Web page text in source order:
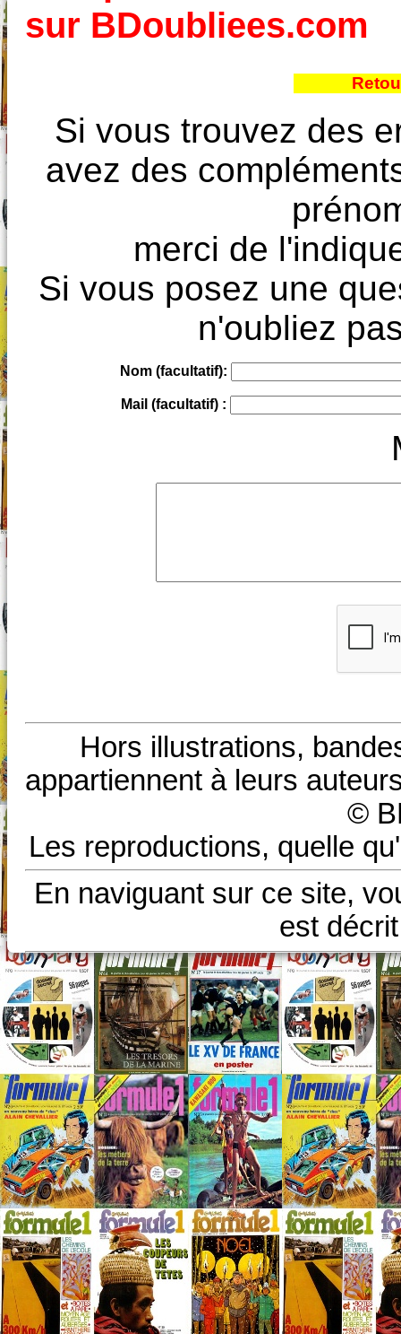
sur BDoubliees.com
Si vous trouvez des
avez des
merci de
Si vous posez une
n'oubliez
Nom (facultatif):
Mail (facultatif) :
Hors illustrations,
appartiennent à leurs
©
Les reproductions, quelle
En naviguant sur ce site,
est